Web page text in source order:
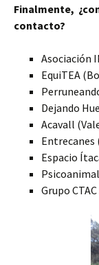
Finalmente,
contacto?
Asociación
EquiTEA
Dejando
Acavall
Entrecanes
Espacio
Grupo